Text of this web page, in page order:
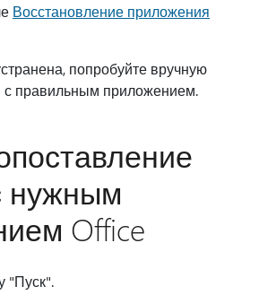
Восстановление приложения
попробуйте вручную
с правильным приложением.
нужным
Office
"Пуск".